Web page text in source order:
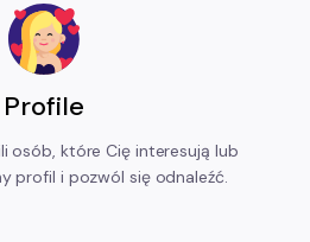
Profile
osób, które Cię interesują lub
profil i pozwól się odnaleźć.